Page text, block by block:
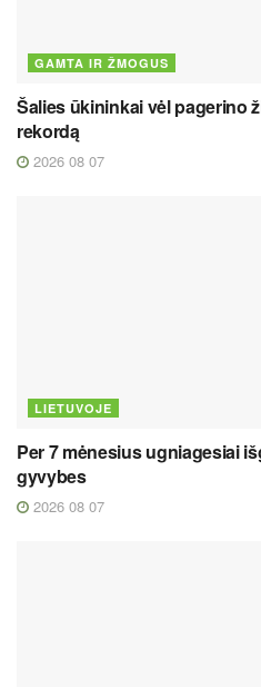
GAMTA IR ŽMOGUS
Šalies ūkininkai vėl pagerino
rekordą
2026 08 07
LIETUVOJE
Per 7 mėnesius ugniagesiai
gyvybes
2026 08 07